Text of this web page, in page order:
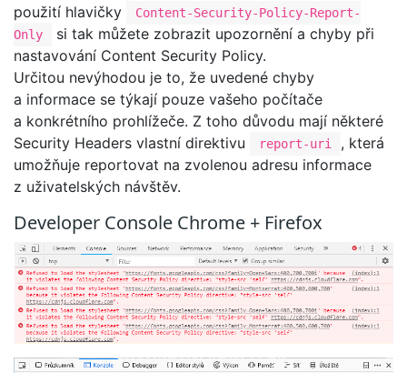
použití hlavičky
Content-Security-Policy-Report-
Only
si tak můžete zobrazit upozornění a chyby při
nastavování Content Security Policy.
Určitou nevýhodou je to, že uvedené chyby
a informace se týkají pouze vašeho počítače
a konkrétního prohlížeče. Z toho důvodu mají některé
Security Headers vlastní direktivu
report-uri
, která
umožňuje reportovat na zvolenou adresu informace
z uživatelských návštěv.
Developer Console Chrome + Firefox